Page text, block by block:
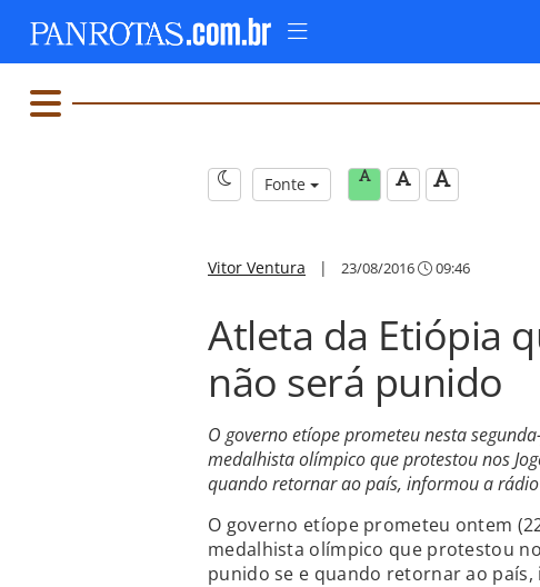
Fonte
Vitor Ventura | 23/08/2016 09:46
Atleta da Etiópia
não será punido
O governo etíope prometeu nesta
medalhista olímpico que protestou nos
quando retornar ao país, informou a
O governo etíope prometeu ontem
medalhista olímpico que protestou
punido se e quando retornar ao